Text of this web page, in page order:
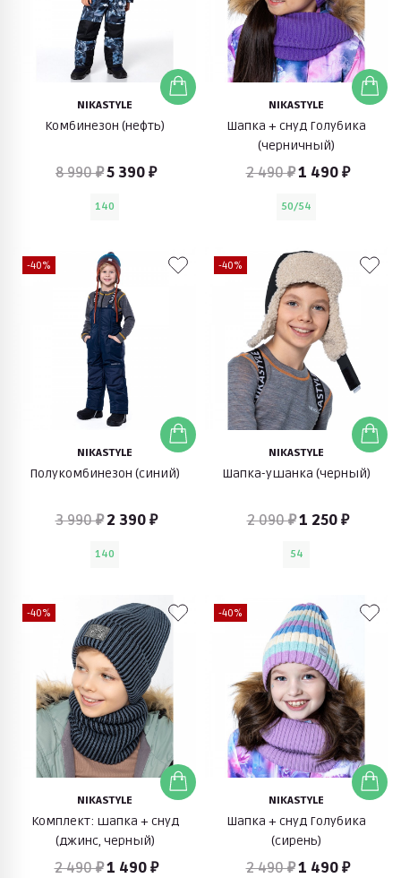
NIKASTYLE
Комбинезон (нефть)
8 990 ₽5 390 ₽
140
NIKASTYLE
Шапка + снуд Голубика
(черничный)
2 490 ₽1 490 ₽
50/54
-40%
NIKASTYLE
Полукомбинезон (синий)
3 990 ₽ 2 390 ₽
140
-40%
NIKASTYLE
Шапка-ушанка (черный)
2 090 ₽1 250 ₽
54
-40%
NIKASTYLE
Комплект: шапка + снуд
(джинс, черный)
2 490 ₽1 490 ₽
-40%
NIKASTYLE
Шапка + снуд Голубика
(сирень)
2 490 ₽1 490 ₽